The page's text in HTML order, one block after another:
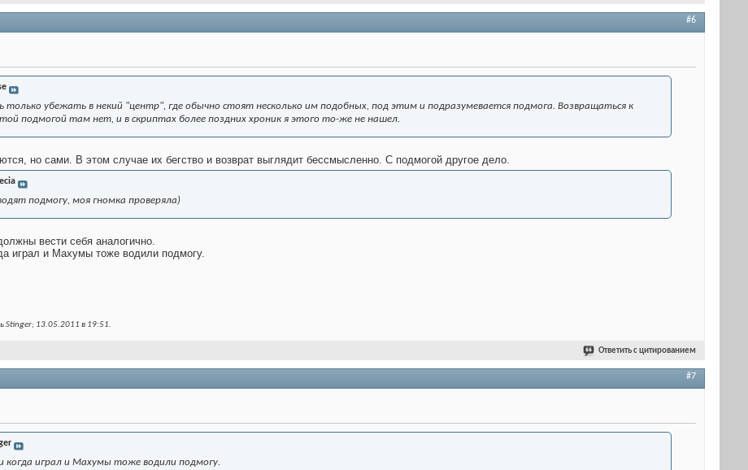
#6
только убежать в некий "центр", где обычно стоят несколько им подобных, под этим и подразумевается подмога. Возвращаться к
подмогой там нет, и в скриптах более поздних хроник я этого то-же не нашел.
но сами. В этом случае их бегство и возврат выглядит бессмысленно. С подмогой другое дело.
подмогу, моя гномка проверяла)
вести себя аналогично.
играл и Махумы тоже водили подмогу.
Stinger; 13.05.2011 в 19:51.
Ответить с цитированием
#7
когда играл и Махумы тоже водили подмогу.